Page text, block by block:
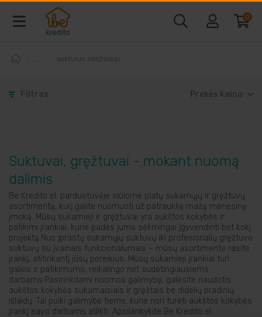
0
Baldai ir interjeras
Telefonai ir kompiuteriai
Buitine technika
Laisvalaikio prekės
Sodo prekės
Elektriniai įrankiai
Auto prekės
SUKTUVAI, GRĘŽTUVAI
Suktuvai, gręžtuvai - mokant nuomą
dalimis
Be Kredito el. parduotuvėje siūlome platų sukamųjų ir gręžtuvų
asortimentą, kurį galite nuomuoti už patrauklią mažą mėnesinę
įmoką. Mūsų sukamieji ir gręžtuvai yra aukštos kokybės ir
patikimi įrankiai, kurie padės jums sėkmingai įgyvendinti bet kokį
projektą.Nuo įprastų sukamųjų suktuvų iki profesionalių gręžtuvo
suktuvų su įvairiais funkcionalumais – mūsų asortimente rasite
įrankį, atitinkantį jūsų poreikius. Mūsų sukamieji įrankiai turi
galios ir patikimumo, reikalingo net sudėtingiausiems
darbams.Pasirinkdami nuomos galimybę, galėsite naudotis
aukštos kokybės sukamaisiais ir gręžtais be didelių pradinių
išlaidų. Tai puiki galimybė tiems, kurie nori turėti aukštos kokybės
įrankį savo darbams atlikti. Apsilankykite Be Kredito el.